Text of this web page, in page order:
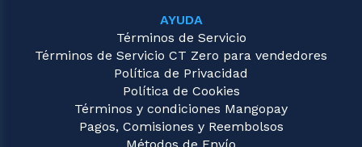
AYUDA
Términos de Servicio
Términos de Servicio CT Zero para vendedores
Política de Privacidad
Política de Cookies
Términos y condiciones Mangopay
Pagos, Comisiones y Reembolsos